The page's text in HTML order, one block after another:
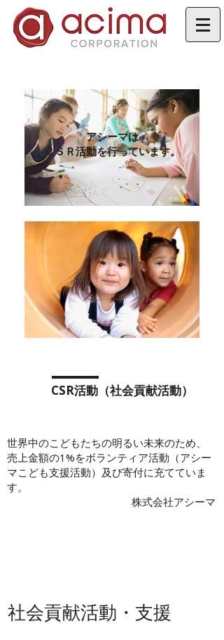
アシーマは
ＣＳＲ活動を行っています。
CSR活動​（社会貢献活動）
世界中のこどもたちの明るい未来のため、
売上金額の1%をボランティア活動（アシー
マこども支援活動）及び寄付に充てていま
す。
株式会社アシーマ
社会貢献活動・支援